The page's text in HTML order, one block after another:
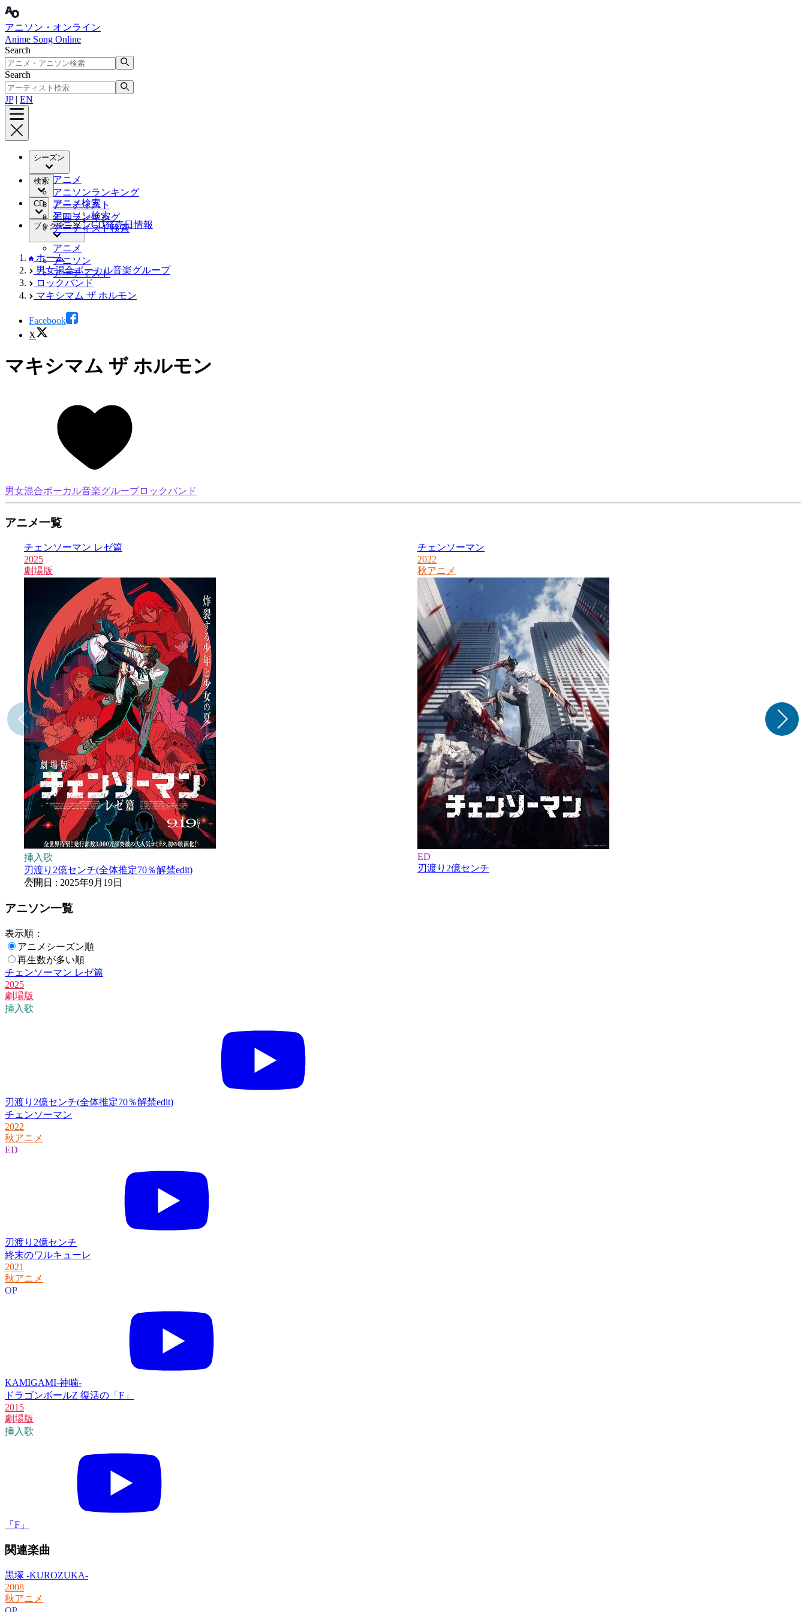
アニソン・オンライン
Anime Song Online
Search
Search
JP| EN
シーズン
アニメ
アニソンランキング
アーティスト
年間ランキング
検索
アニメ検索
アニソン検索
アーティスト検索
CD
アニソンCD発売日情報
ブックマーク
アニメ
アニソン
アーティスト
ホーム
男女混合ボーカル音楽グループ
ロックバンド
マキシマム ザ ホルモン
Facebook
X
マキシマム ザ ホルモン
男女混合ボーカル音楽グループロックバンド
アニメ一覧
チェンソーマン レゼ篇
2025
劇場版
挿入歌
刃渡り2億センチ(全体推定70％解禁edit)
公開日 : 2025年9月19日
チェンソーマン
2022
秋アニメ
ED
刃渡り2億センチ
アニソン一覧
表示順：
アニメシーズン順
再生数が多い順
チェンソーマン レゼ篇
2025
劇場版
挿入歌
刃渡り2億センチ(全体推定70％解禁edit)
チェンソーマン
2022
秋アニメ
ED
刃渡り2億センチ
終末のワルキューレ
2021
秋アニメ
OP
KAMIGAMI-神噛-
ドラゴンボールZ 復活の「F」
2015
劇場版
挿入歌
「F」
関連楽曲
黒塚 -KUROZUKA-
2008
秋アニメ